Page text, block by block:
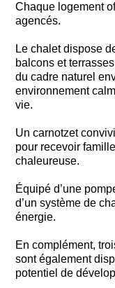
Chaque logement
agencés.
Le chalet dispose
balcons et
du cadre naturel
environnement
vie.
Un carnotzet
pour recevoir
chaleureuse.
Équipé d’une
d’un système de
énergie.
En complément,
sont également
potentiel de